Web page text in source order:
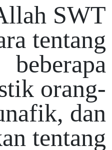
SWT
tentang
beberapa
orang-
dan
tentang